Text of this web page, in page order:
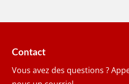
Contact
Vous avez des questions ?